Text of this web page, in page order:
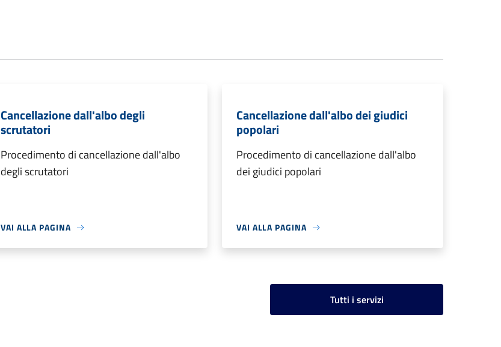
Cancellazione dall'albo degli
scrutatori
Procedimento di cancellazione dall'albo
degli scrutatori
VAI ALLA PAGINA
Cancellazione dall'albo dei giudici
popolari
Procedimento di cancellazione dall'albo
dei giudici popolari
VAI ALLA PAGINA
Tutti i servizi